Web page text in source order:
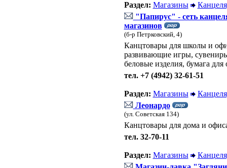
Раздел: Магазины
"Папирус" - сеть
магазинов
(б-р Петрковский, 4)
Канцтовары для школы и
развивающие игры,
беловые изделия, бумага для
тел. +7 (4942) 32-61-51
Раздел: Магазины
Леонардо
(ул. Советская 134)
Канцтовары для дома и
тел. 32-70-11
Раздел: Магазины